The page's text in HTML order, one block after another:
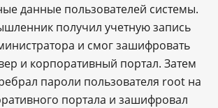
данные пользователей системы.
получил учетную запись
и смог зашифровать
и корпоративный портал. Затем
пароли пользователя root на
портала и зашифровал